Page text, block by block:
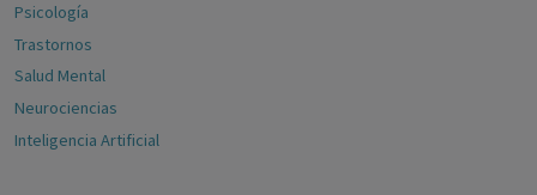
Psicología
Trastornos
Salud Mental
Neurociencias
Inteligencia Artificial